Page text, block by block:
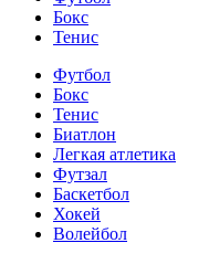
Бокс
Тенис
Футбол
Бокс
Тенис
Биатлон
Легкая атлетика
Футзал
Баскетбол
Хокей
Волейбол